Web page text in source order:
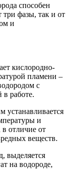
способен
три фазы, так и от
и
кислородно-
пламени –
с
в работе.
и
в отличие от
веществ.
выделяется
на водороде,